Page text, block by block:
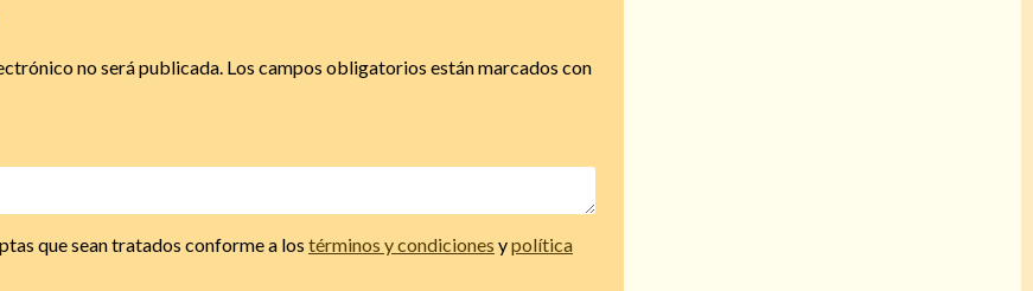
no será publicada. Los campos obligatorios están marcados con
que sean tratados conforme a los términos y condiciones ypolítica